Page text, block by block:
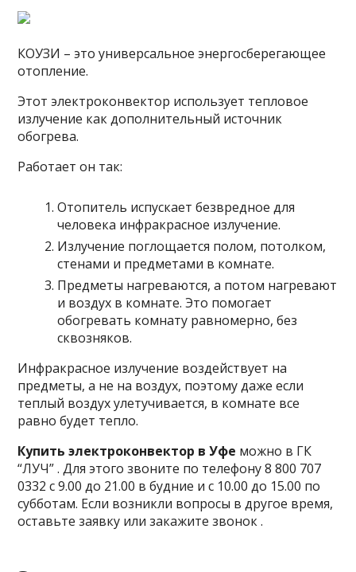
КОУЗИ – это универсальное энергосберегающее
отопление.
Этот электроконвектор использует тепловое
излучение как дополнительный источник
обогрева.
Работает он так:
Отопитель испускает безвредное для
человека инфракрасное излучение.
Излучение поглощается полом, потолком,
стенами и предметами в комнате.
Предметы нагреваются, а потом нагревают
и воздух в комнате. Это помогает
обогревать комнату равномерно, без
сквозняков.
Инфракрасное излучение воздействует на
предметы, а не на воздух, поэтому даже если
теплый воздух улетучивается, в комнате все
равно будет тепло.
Купить электроконвектор в Уфе можно в ГК
“ЛУЧ” . Для этого звоните по телефону 8 800 707
0332 с 9.00 до 21.00 в будние и с 10.00 до 15.00 по
субботам. Если возникли вопросы в другое время,
оставьте заявку или закажите звонок .